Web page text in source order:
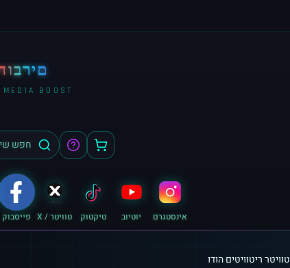
BOOST
אינסטגרם יוטיוב טיקטוק טוויטר / X פייסבוק
טוויטר ריטוויטים הודו